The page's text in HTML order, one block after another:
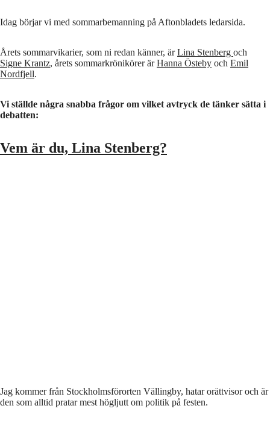
Idag börjar vi med sommarbemanning på Aftonbladets ledarsida.
Årets sommarvikarier, som ni redan känner, ärLina Stenberg och
Signe Krantz, årets sommarkrönikörer ärHanna Östeby och Emil
Nordfjell.
Vi ställde några snabba frågor om vilket avtryck de tänker sätta i
debatten:
Vem är du, Lina Stenberg?
Jag kommer från Stockholmsförorten Vällingby, hatar orättvisor och är
den som alltid pratar mest högljutt om politik på festen.